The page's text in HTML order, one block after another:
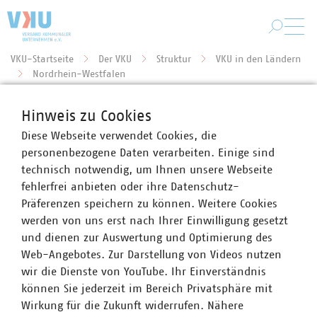
Sie befinden sich hier:
VKU-Startseite Der VKU Struktur
VKU in den Ländern
Nordrhein-Westfalen
Einladung zur Innovationskultur-
Werkstatt
26.02.2020
Mitgliederrundschreiben
Hinweis zu Cookies
Diese Webseite verwendet Cookies, die
personenbezogene Daten verarbeiten. Einige sind
technisch notwendig, um Ihnen unsere Webseite
fehlerfrei anbieten oder ihre Datenschutz-
Präferenzen speichern zu können. Weitere Cookies
werden von uns erst nach Ihrer Einwilligung gesetzt
und dienen zur Auswertung und Optimierung des
Web-Angebotes. Zur Darstellung von Videos nutzen
wir die Dienste von YouTube. Ihr Einverständnis
können Sie jederzeit im Bereich Privatsphäre mit
Wirkung für die Zukunft widerrufen. Nähere